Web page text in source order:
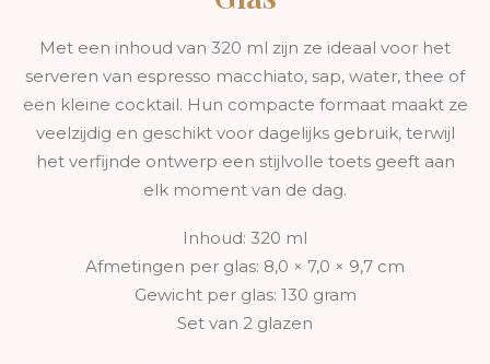
Met een inhoud van 320 ml zijn ze ideaal voor het
serveren van espresso macchiato, sap, water, thee of
een kleine cocktail. Hun compacte formaat maakt ze
veelzijdig en geschikt voor dagelijks gebruik, terwijl
het verfijnde ontwerp een stijlvolle toets geeft aan
elk moment van de dag.
Inhoud: 320 ml
Afmetingen per glas: 8,0 × 7,0 × 9,7 cm
Gewicht per glas: 130 gram
Set van 2 glazen